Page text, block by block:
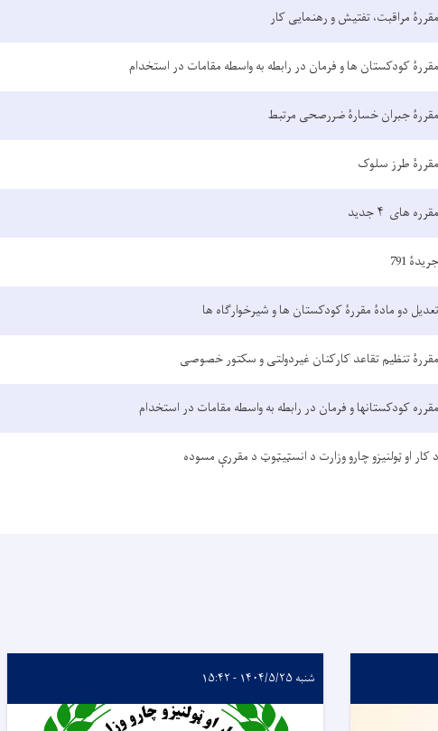
مقررۀ مراقبت، تفتیش و رهنمایی کار
مقررۀ کودکستان ها و فرمان در رابطه به واسطه مقامات در استخدام
مقررۀ جبران خسارۀ ضررصحی مرتبط
مقررۀ طرز سلوک
مقرره های ۴ جدید
جریدۀ 791
تعدیل دو مادۀ مقررۀ کودکستان ها و شیرخوارگاه ها
مقررۀ تنظیم تقاعد کارکنان غیردولتی و سکتور خصوصی
مقرره کودکستانها و فرمان در رابطه به واسطه مقامات در استخدام
د کار او ټولنیزو چارو وزارت د انسټیټوټ د مقررې مسوده
شنبه ۱۴۰۴/۵/۲۵ - ۱۵:۴۲